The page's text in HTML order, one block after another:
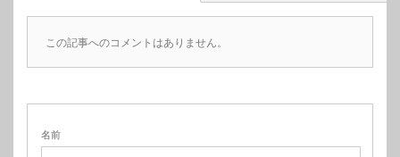
この記事へのコメントはありません。
名前